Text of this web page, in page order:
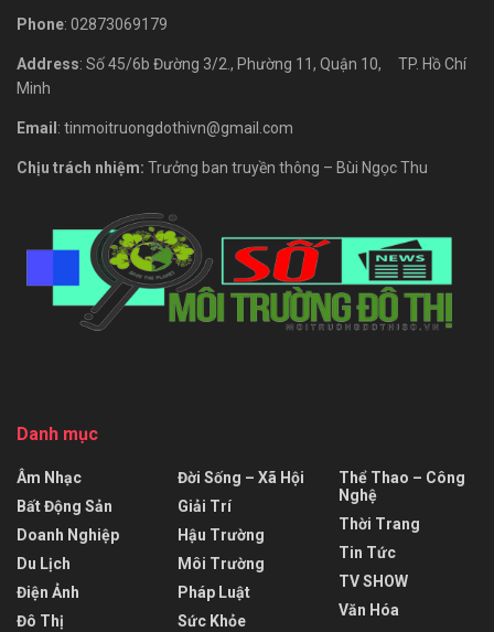
Phone: 02873069179
Address: Số 45/6b Đường 3/2., Phường 11, Quận 10, TP. Hồ Chí
Minh
Email : tinmoitruongdothivn@gmail.com
Chịu trách nhiệm: Trưởng ban truyền thông – Bùi Ngọc Thu
Danh mục
Âm Nhạc
Bất Động Sản
Doanh Nghiệp
Du Lịch
Điện Ảnh
Đô Thị
Đời Sống – Xã Hội
Giải Trí
Hậu Trường
Môi Trường
Pháp Luật
Sức Khỏe
Thể Thao – Công
Nghệ
Thời Trang
Tin Tức
TV SHOW
Văn Hóa